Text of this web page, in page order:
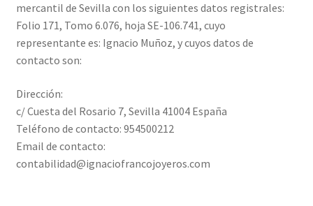
mercantil de Sevilla con los siguientes datos registrales:
Folio 171, Tomo 6.076, hoja SE-106.741, cuyo
representante es: Ignacio Muñoz, y cuyos datos de
contacto son:
Dirección:
c/ Cuesta del Rosario 7, Sevilla 41004 España
Teléfono de contacto: 954500212
Email de contacto:
contabilidad@ignaciofrancojoyeros.com